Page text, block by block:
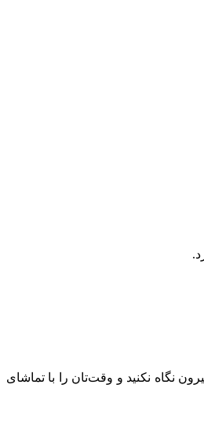
نگاه نکنید و وقت‌تان را با تماشای